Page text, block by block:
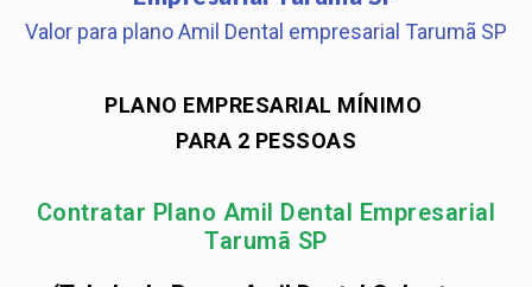
Valor para plano Amil Dental empresarial Tarumã SP
PLANO EMPRESARIAL MÍNIMO
PARA 2 PESSOAS
Contratar Plano Amil Dental Empresarial
Tarumã SP